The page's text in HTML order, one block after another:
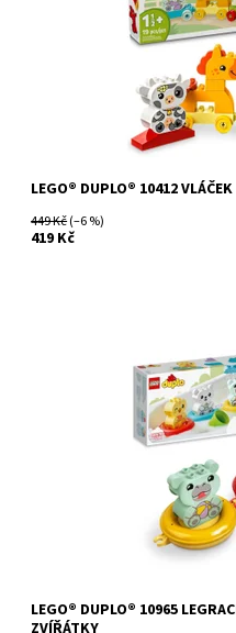
Skladem3 ks
11406
LEGO
LEGO® DUPLO® 10412
449 Kč(–6 %)
419 Kč
Hrajte si a rozvíjejte
roztomilými zvířátky, která
Skladem3 ks
9684
LEGO® DUPLO® 10965
ZVÍŘÁTKY